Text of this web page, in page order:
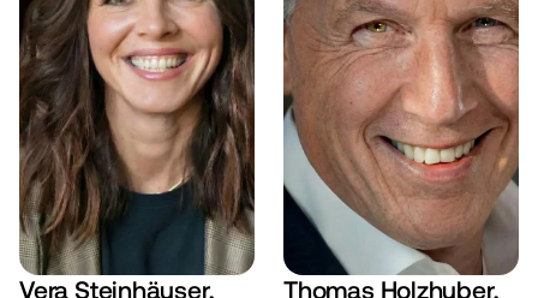
Vera Steinhäuser,
Thomas Holzhuber,